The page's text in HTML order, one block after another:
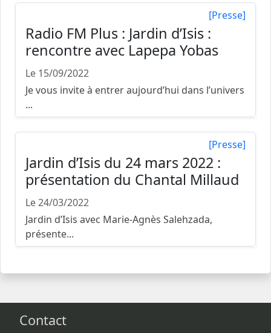
[Presse]
Radio FM Plus : Jardin d’Isis :
rencontre avec Lapepa Yobas
Le 15/09/2022
Je vous invite à entrer aujourd’hui dans l’univers
...
[Presse]
Jardin d’Isis du 24 mars 2022 :
présentation du Chantal Millaud
Le 24/03/2022
Jardin d’Isis avec Marie-Agnès Salehzada,
présente...
Contact